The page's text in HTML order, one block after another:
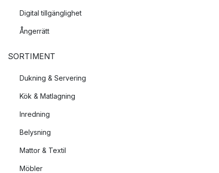
Digital tillgänglighet
Ångerrätt
SORTIMENT
Dukning & Servering
Kök & Matlagning
Inredning
Belysning
Mattor & Textil
Möbler